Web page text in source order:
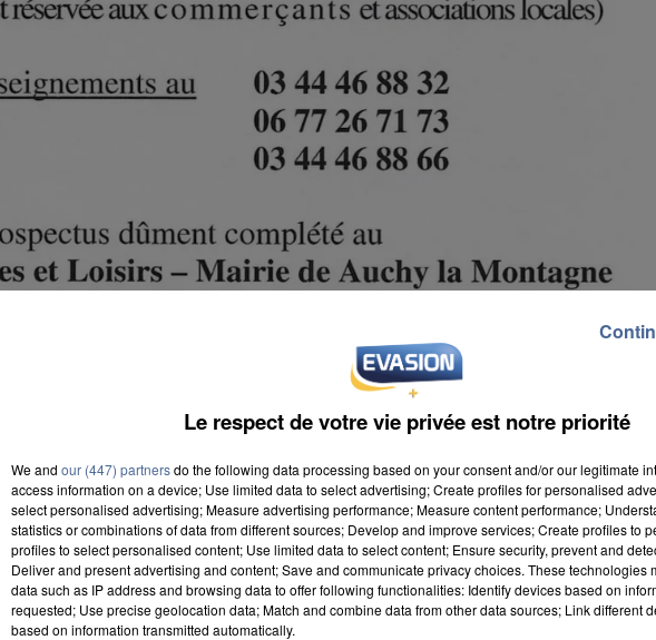
du2 juin 2019 à 9h00
au2 juin 2019 à 19h59
Le respect de votre vie privée est notre priorité
We and our (447) partnersdo the following data processing based on your consent and/or our legitimate
access information on a device; Use limited data to select advertising; Create profiles for personalised
select personalised advertising; Measure advertising performance; Measure content performance;
statistics or combinations of data from different sources; Develop and improve services; Create profiles to
profiles to select personalised content; Use limited data to select content; Ensure security, prevent and
Deliver and present advertising and content; Save and communicate privacy choices. These technologies
data such as IP address and browsing data to offer following functionalities: Identify devices based on
requested; Use precise geolocation data; Match and combine data from other data sources; Link different
based on information transmitted automatically.